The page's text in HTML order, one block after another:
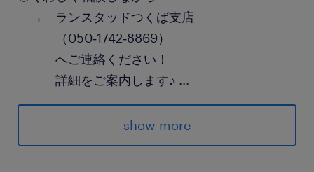
→ ランスタッドつくば支店
（050‐1742‐8869）
へご連絡ください！
詳細をご案内します♪ ...
show more